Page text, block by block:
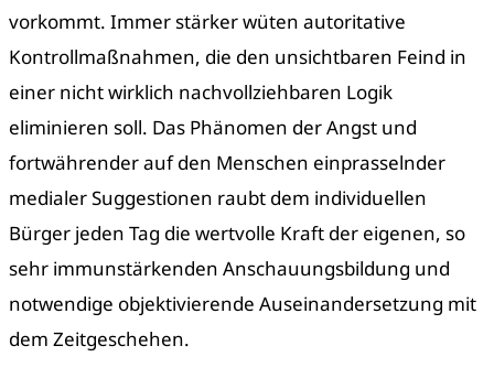
vorkommt. Immer stärker wüten autoritative
Kontrollmaßnahmen, die den unsichtbaren Feind in
einer nicht wirklich nachvollziehbaren Logik
eliminieren soll. Das Phänomen der Angst und
fortwährender auf den Menschen einprasselnder
medialer Suggestionen raubt dem individuellen
Bürger jeden Tag die wertvolle Kraft der eigenen, so
sehr immunstärkenden Anschauungsbildung und
notwendige objektivierende Auseinandersetzung mit
dem Zeitgeschehen.